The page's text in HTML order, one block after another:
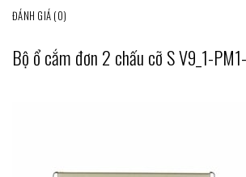
ĐÁNH GIÁ (0)
Bộ ổ cắm đơn 2 chấu cỡ S V9_1-